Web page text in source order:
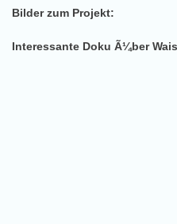
Bilder zum Projekt:
Interessante Doku Ã¼ber